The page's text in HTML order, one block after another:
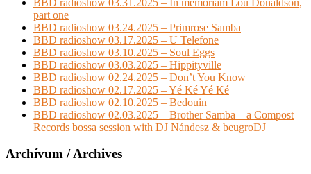
part one
BBD radioshow 03.24.2025 – Primrose Samba
BBD radioshow 03.17.2025 – U Telefone
BBD radioshow 03.10.2025 – Soul Eggs
BBD radioshow 03.03.2025 – Hippityville
BBD radioshow 02.24.2025 – Don’t You Know
BBD radioshow 02.17.2025 – Yé Ké Yé Ké
BBD radioshow 02.10.2025 – Bedouin
BBD radioshow 02.03.2025 – Brother Samba – a Compost
Records bossa session with DJ Nándesz & beugroDJ
Archívum / Archives